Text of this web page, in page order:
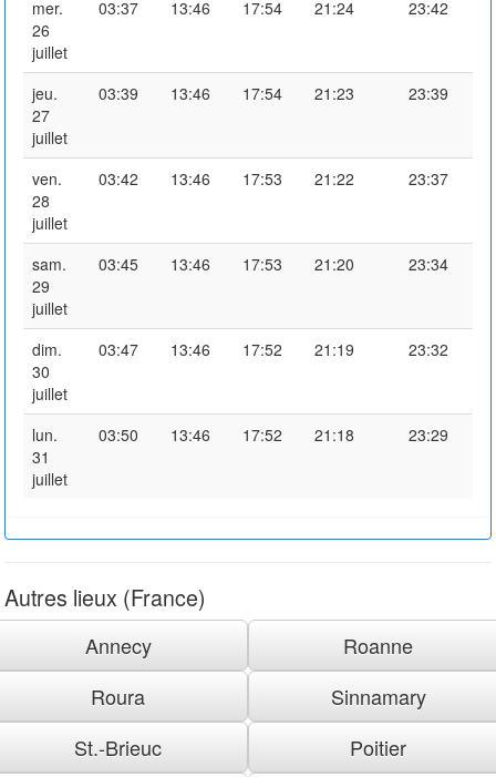
mer.
26
juillet
03:37 13:46 17:54 21:24 23:42
jeu.
27
juillet
03:39 13:46 17:54 21:23 23:39
ven.
28
juillet
03:42 13:46 17:53 21:22 23:37
sam.
29
juillet
03:45 13:46 17:53 21:20 23:34
dim.
30
juillet
03:47 13:46 17:52 21:19 23:32
lun.
31
juillet
03:50 13:46 17:52 21:18 23:29
Autres lieux (France)
Annecy
Roanne
Roura
Sinnamary
St.-Brieuc
Poitier